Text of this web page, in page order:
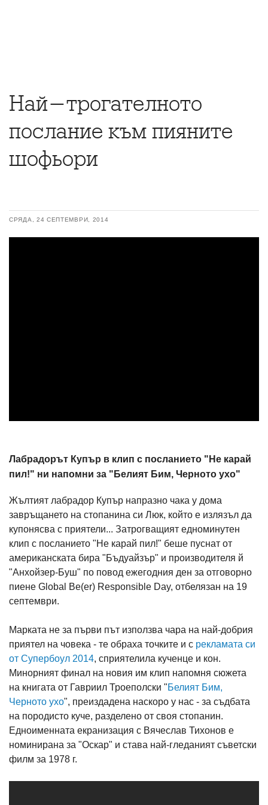
Най-трогателното
послание към пияните
шофьори
СРЯДА, 24 СЕПТЕМВРИ, 2014
Лабрадорът Купър в клип с посланието "Не карай
пил!" ни напомни за "Белият Бим, Черното ухо"
Жълтият лабрадор Купър напразно чака у дома
завръщането на стопанина си Люк, който е излязъл да
купонясва с приятели... Затрогващият едноминутен
клип с посланието "Не карай пил!" беше пуснат от
американската бира "Бъдуайзър" и производителя й
"Анхойзер-Буш" по повод ежегодния ден за отговорно
пиене Global Be(er) Responsible Day, отбелязан на 19
септември.
Марката не за първи път използва чара на най-добрия
приятел на човека - те обраха точките и с рекламата си
от Супербоул 2014, сприятелила кученце и кон.
Минорният финал на новия им клип напомня сюжета
на книгата от Гавриил Троеполски "Белият Бим,
Черното ухо", преиздадена наскоро у нас - за съдбата
на породисто куче, разделено от своя стопанин.
Едноименната екранизация с Вячеслав Тихонов е
номинирана за "Оскар" и става най-гледаният съветски
филм за 1978 г.